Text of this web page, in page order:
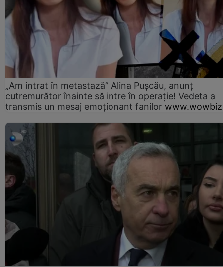
„Am intrat în metastază” Alina Pușcău, anunț
cutremurător înainte să intre în operație! Vedeta a
transmis un mesaj emoționant fanilor